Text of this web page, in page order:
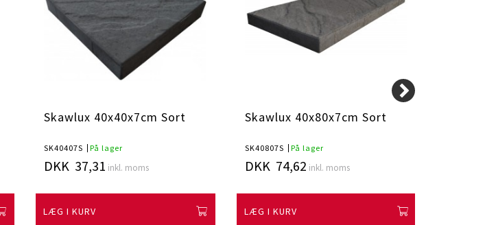
Skawlux 40x40x7cm Sort
SK40407S På lager
DKK 37,31 inkl. moms
LÆG I KURV
Skawlux 40x80x7cm Sort
SK40807S På lager
DKK 74,62 inkl. moms
LÆG I KURV